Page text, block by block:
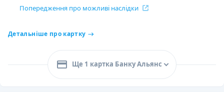
Попередження про можливі наслідки
Детальніше про картку
Ще 1 картка Банку Альянс